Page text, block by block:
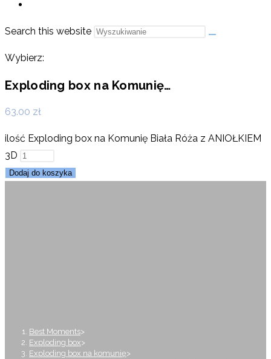
Search this website
Wybierz:
Exploding box na Komunię…
63.00 zł
ilość Exploding box na Komunię Biała Róża z ANIOŁKIEM
3D
Dodaj do koszyka
Best Moments>
Exploding box>
Exploding box na komunię>